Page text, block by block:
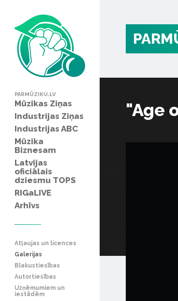
PARMŪZIKU.LV
Mūzikas Ziņas
Industrijas Ziņas
Industrijas ABC
Mūzika
Biznesam
Latvijas
oficiālais
dziesmu TOPS
RIGaLIVE
Arhīvs
Atļaujas un licences
Galerijas
Blakustiesības
Autortiesības
Uzņēmumiem un
iestādēm
"Age